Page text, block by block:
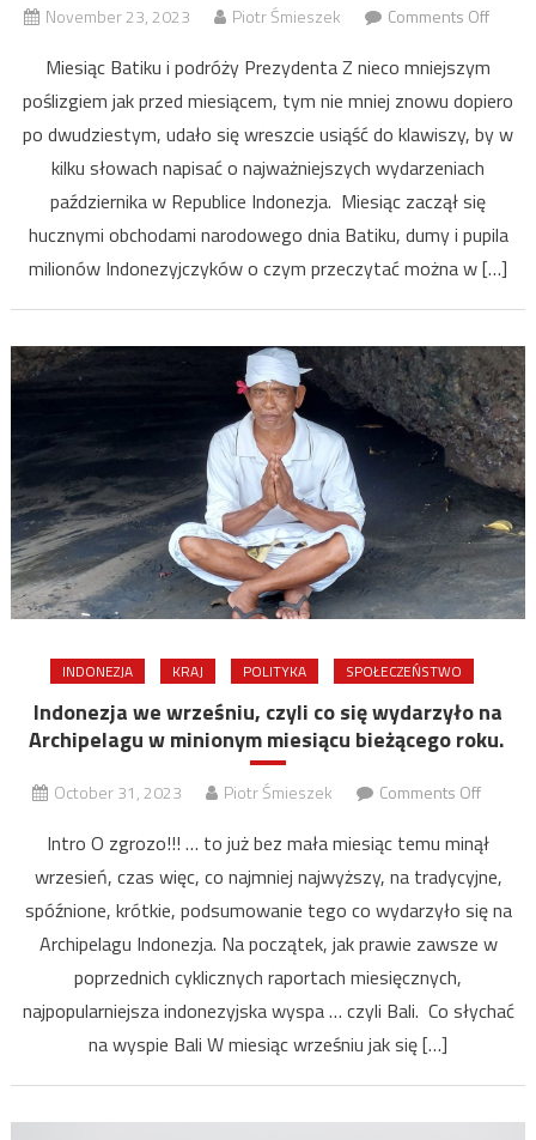
November 23, 2023 Piotr Śmieszek Comments Offon
w
roku
czyli
raport
na
Miesiąc Batiku i podróży Prezydenta Z nieco mniejszym
poślizgiem jak przed miesiącem, tym nie mniej znowu dopiero
po dwudziestym, udało się wreszcie usiąść do klawiszy, by w
kilku słowach napisać o najważniejszych wydarzeniach
października w Republice Indonezja. Miesiąc zaczął się
hucznymi obchodami narodowego dnia Batiku, dumy i pupila
milionów Indonezyjczyków o czym przeczytać można w […]
INDONEZJA KRAJ POLITYKA SPOŁECZEŃSTWO
Indonezja we wrześniu, czyli co się wydarzyło na
Archipelagu w minionym miesiącu bieżącego roku.
October 31, 2023 Piotr Śmieszek Comments Offon
we
czyli
co
w
Intro O zgrozo!!! … to już bez mała miesiąc temu minął
wrzesień, czas więc, co najmniej najwyższy, na tradycyjne,
spóźnione, krótkie, podsumowanie tego co wydarzyło się na
Archipelagu Indonezja. Na początek, jak prawie zawsze w
poprzednich cyklicznych raportach miesięcznych,
najpopularniejsza indonezyjska wyspa … czyli Bali. Co słychać
na wyspie Bali W miesiąc wrześniu jak się […]